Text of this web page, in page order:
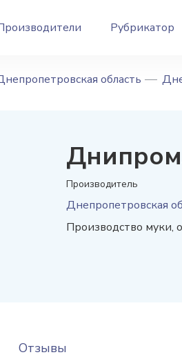
Рубрикатор
область
Производитель
Днепропетровская
Производство муки,
Отзывы